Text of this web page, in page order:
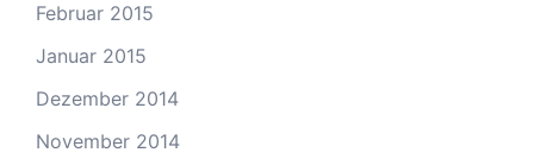
Februar 2015
Januar 2015
Dezember 2014
November 2014